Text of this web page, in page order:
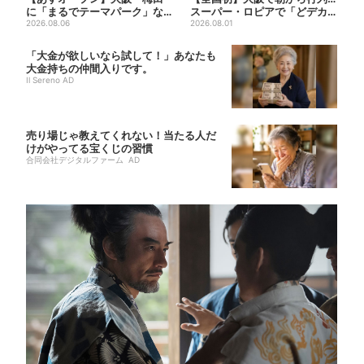
に「まるでテーマパーク」な
巨大スポーツ店、461ブラン...
2026.08.06
スーパー・ロピアで「どデカ
抽選会」、開始30分で“1...
2026.08.01
「大金が欲しいなら試して！」あなたも
大金持ちの仲間入りです。
Il Sereno AD
売り場じゃ教えてくれない！当たる人だ
けがやってる宝くじの習慣
合同会社デジタルファーム AD